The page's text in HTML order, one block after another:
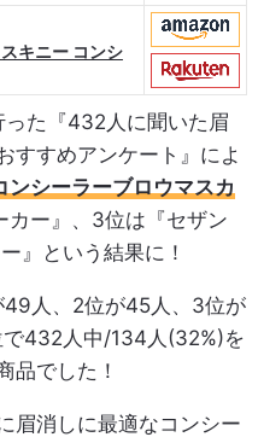
キニー コンシ
た『432人に聞いた眉
すすめアンケート』によ
ンシーラーブロウマスカ
カー』、3位は『セザン
』という結果に！
49人、2位が45人、3位が
432人中/134人(32%)を
品でした！
眉消しに最適なコンシー